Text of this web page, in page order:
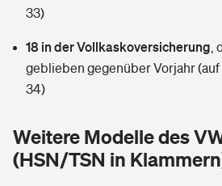
Tools
Hochwasser-Check: Wie gefährdet ist
Hundehalter-Haftpflicht
Handyversicherung
Private Cyberversicherung
Tools
Wer versichert was: Jetzt Versicherer
Rentenrechner: Wie viel Geld
33)
18 in der Vollkaskoversicherung
geblieben gegenüber Vorjahr (auf
34)
Weitere Modelle des
(HSN/TSN in